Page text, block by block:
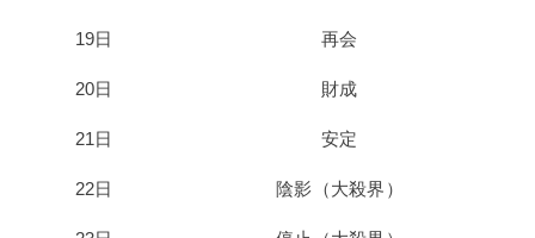
19日 再会
20日 財成
21日 安定
22日 陰影（大殺界）